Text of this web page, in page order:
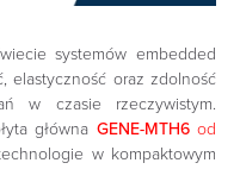
systemów embedded
elastyczność oraz zdolność
w czasie rzeczywistym.
główna GENE-MTH6od
w kompaktowym